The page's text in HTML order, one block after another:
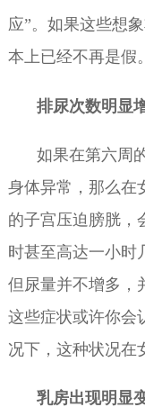
应”。如果这些想
本上已经不再是假。
排尿次数明显
如果在第六周
身体异常，那么在
的子宫压迫膀胱，
时甚至高达一小时
但尿量并不增多，
这些症状或许你会
况下，这种状况在
乳房出现明显